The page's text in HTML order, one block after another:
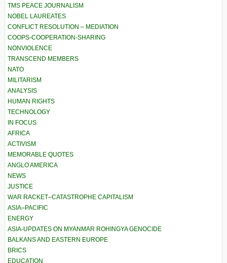
TMS PEACE JOURNALISM
NOBEL LAUREATES
CONFLICT RESOLUTION – MEDIATION
COOPS-COOPERATION-SHARING
NONVIOLENCE
TRANSCEND MEMBERS
NATO
MILITARISM
ANALYSIS
HUMAN RIGHTS
TECHNOLOGY
IN FOCUS
AFRICA
ACTIVISM
MEMORABLE QUOTES
ANGLO AMERICA
NEWS
JUSTICE
WAR RACKET–CATASTROPHE CAPITALISM
ASIA–PACIFIC
ENERGY
ASIA-UPDATES ON MYANMAR ROHINGYA GENOCIDE
BALKANS AND EASTERN EUROPE
BRICS
EDUCATION